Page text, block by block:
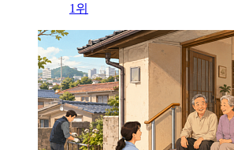
1위